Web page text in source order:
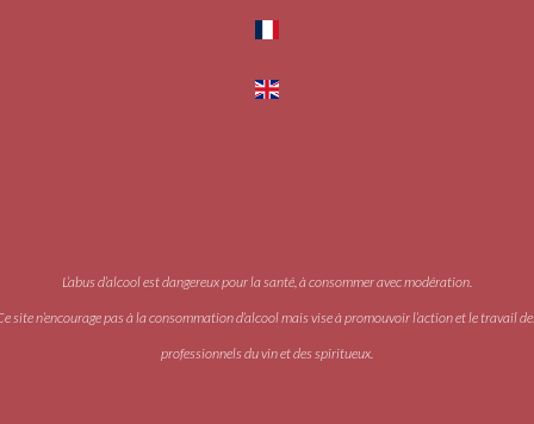
L’abus d’alcool est dangereux pour la santé, à consommer avec modération.
site n’encourage pas à la consommation d’alcool mais vise à promouvoir l’action et le travail
professionnels du vin et des spiritueux.